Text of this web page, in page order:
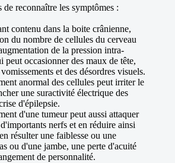
reconnaître les symptômes :
contenu dans la boite crânienne,
du nombre de cellules du cerveau
de la pression intra-
peut occasionner des maux de tête,
et des désordres visuels.
anormal des cellules peut irriter le
une suractivité électrique des
d'épilepsie.
d'une tumeur peut aussi attaquer
nerfs et en réduire ainsi
résulter une faiblesse ou une
ou d'une jambe, une perte d'acuité
de personnalité.